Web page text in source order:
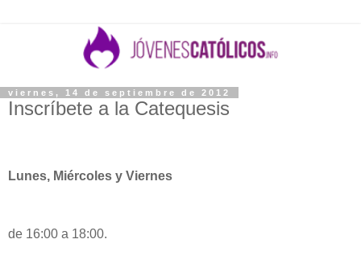
viernes, 14 de septiembre de 2012
Inscríbete a la Catequesis
Lunes, Miércoles y Viernes
de 16:00 a 18:00.